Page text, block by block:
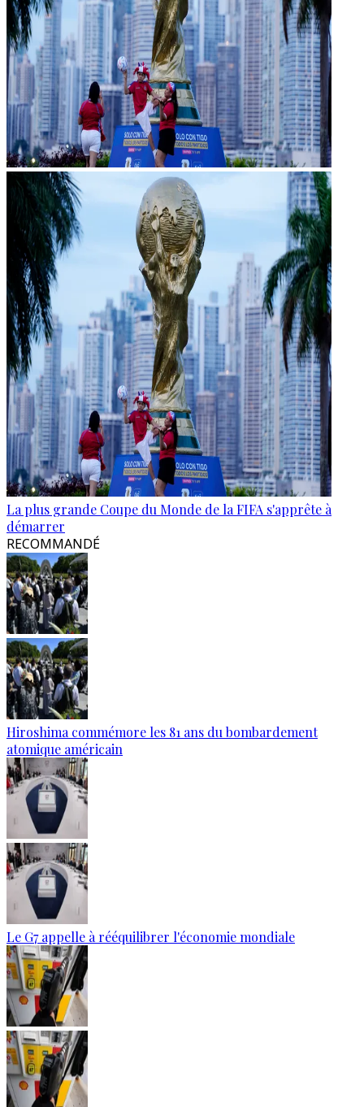
La plus grande Coupe du Monde de la FIFA s'apprête à
démarrer
RECOMMANDÉ
Hiroshima commémore les 81 ans du bombardement
atomique américain
Le G7 appelle à rééquilibrer l'économie mondiale